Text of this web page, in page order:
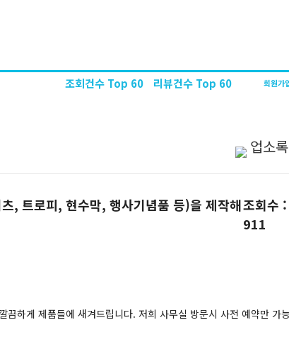
조회건수 Top 60 리뷰건수 Top 60 회원가
업소
, 트로피, 현수막, 행사기념품 등)을 제작해조회수 :
911
하게 제품들에 새겨드립니다. 저희 사무실 방문시 사전 예약만 가